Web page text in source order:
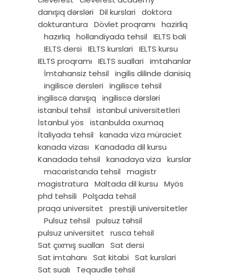
danışıq dərsləri
Dil kurslari
doktora
dokturantura
Dövlet proqramı
hazirliq
hazırlıq
hollandiyada tehsil
IELTS bali
IELTS dersi
IELTS kurslari
IELTS kursu
IELTS proqramı
IELTS suallari
imtahanlar
İmtahansiz tehsil
ingilis dilinde danisiq
ingilisce dersleri
ingilisce tehsil
ingiliscə danışıq
ingiliscə dərsləri
istanbul tehsil
istanbul universitetleri
İstanbul yös
istanbulda oxumaq
İtaliyada tehsil
kanada viza müraciet
kanada vizası
Kanadada dil kursu
Kanadada tehsil
kanadaya viza
kurslar
macaristanda tehsil
magistr
magistratura
Maltada dil kursu
Myös
phd tehsili
Polşada tehsil
praqa universitet
prestijli universitetler
Pulsuz tehsil
pulsuz təhsil
pulsuz universitet
rusca tehsil
Sat çıxmış sualları
Sat dersi
Sat imtahanı
Sat kitabi
Sat kurslari
Sat sualı
Teqaudle tehsil